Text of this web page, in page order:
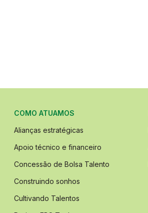
COMO ATUAMOS
Alianças estratégicas
Apoio técnico e financeiro
Concessão de Bolsa Talento
Construindo sonhos
Cultivando Talentos